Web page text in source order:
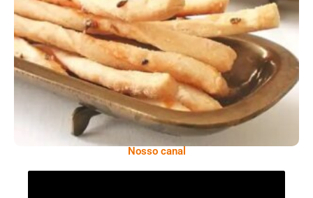
Comer Bem: Palitinhos De Cebola E Salsa
Nosso canal